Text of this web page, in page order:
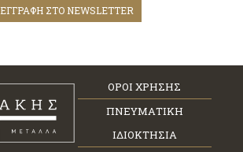
ΕΓΓΡΑΦΗ ΣΤΟ NEWSLETTER
ΟΡΟΙ ΧΡΗΣΗΣ
ΠΝΕΥΜΑΤΙΚΗ
ΙΔΙΟΚΤΗΣΙΑ